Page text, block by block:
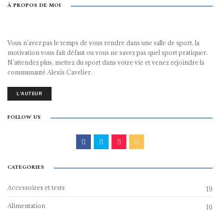
À PROPOS DE MOI
Vous n’avez pas le temps de vous rendre dans une salle de sport, la
motivation vous fait défaut ou vous ne savez pas quel sport pratiquer.
N’attendez plus, mettez du sport dans votre vie et venez rejoindre la
communauté Alexis Cavelier.
L'AUTEUR
FOLLOW US
CATEGORIES
Accessoires et tests 19
Alimentation 10